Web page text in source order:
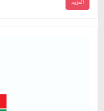
المزيد